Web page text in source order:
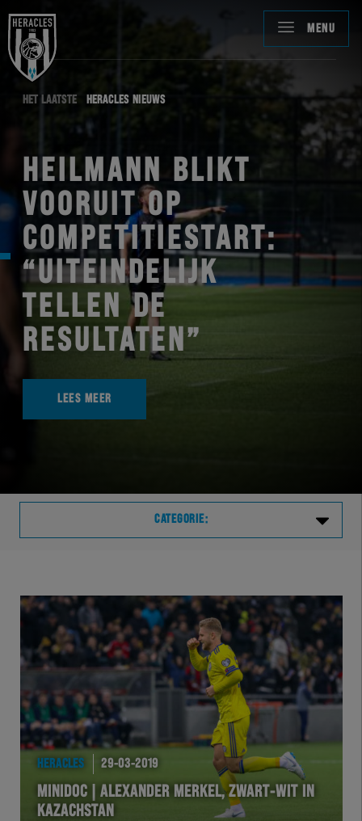
MENU
HET LAATSTE HERACLES NIEUWS
HEILMANN BLIKT
VOORUIT OP
COMPETITIESTART:
“UITEINDELIJK
TELLEN DE
RESULTATEN”
LEES MEER
CATEGORIE:
VVVHER
TELHER
HERVOL
HEREXC
EXCHER
HERACLES 29-03-2019
MINIDOC | ALEXANDER MERKEL, ZWART-WIT IN
KAZACHSTAN